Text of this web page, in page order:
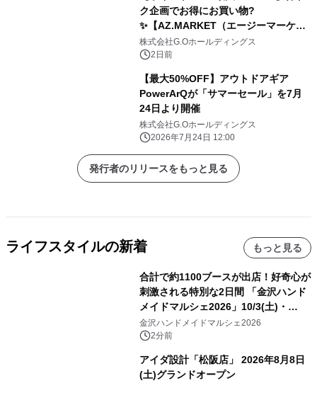
ク企画でお得にお買い物?️
✨【AZ.MARKET（エージーマーケッ
ト）】
株式会社G.Oホールディングス
2日前
【最大50%OFF】アウトドアギア
PowerArQが「サマーセール」を7月
24日より開催
株式会社G.Oホールディングス
2026年7月24日 12:00
発行者のリリースをもっと見る
ライフスタイルの新着 もっと見る
合計で約1100ブースが出店！好奇心が
刺激される特別な2日間 「金沢ハンド
メイドマルシェ2026」10/3(土)・
10/4(日)開催
金沢ハンドメイドマルシェ2026
2分前
アイダ設計「松阪店」 2026年8月8日
(土)グランドオープン